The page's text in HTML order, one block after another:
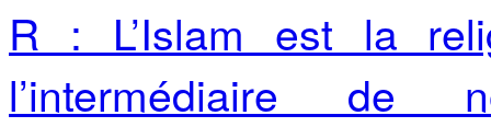
R : L’Islam est la
l’intermédiaire de